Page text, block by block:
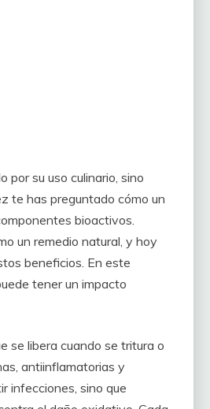
por su uso culinario, sino
te has preguntado cómo un
bioactivos.
un remedio natural, y hoy
beneficios. En este
tener un impacto
se libera cuando se tritura o
antiinflamatorias y
infecciones, sino que